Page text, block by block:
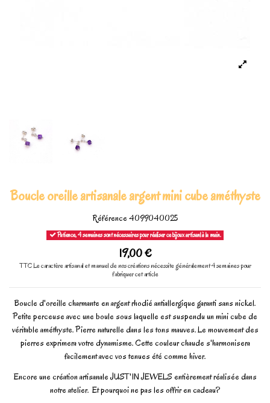
Boucle oreille artisanale argent mini cube améthyste
Référence4099040025
Patience, 4 semaines sont nécessaires pour réaliser ce bijoux artisanl à la main.
19,00 €
TTCLe caractère artisanal et manuel de nos créations nécessite généralement 4 semaines pour
fabriquer cet article
Boucle d'oreille charmante en argent rhodié antiallergique garanti sans nickel.
Petite perceuse avec une boule sous laquelle est suspendu un mini cube de
véritable améthyste. Pierre naturelle dans les tons mauves. Le mouvement des
pierres exprimera votre dynamisme. Cette couleur chaude s'harmonisera
facilement avec vos tenues été comme hiver.
Encore une création artisanale JUST'IN JEWELS entièrement réalisée dans
notre atelier. Et pourquoi ne pas les offrir en cadeau?